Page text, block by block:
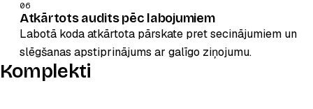
06
Atkārtots audits pēc labojumiem
Labotā koda atkārtota pārskate pret secinājumiem un
slēgšanas apstiprinājums ar galīgo ziņojumu.
Komplekti